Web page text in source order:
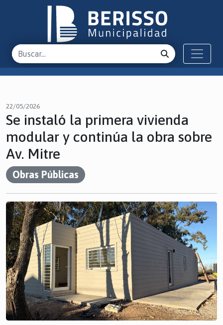
22/05/2026
Se instaló la primera vivienda
modular y continúa la obra sobre
Av. Mitre
Obras Públicas